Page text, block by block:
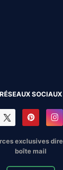
RÉSEAUX SOCIAUX
exclusives
boîte mail